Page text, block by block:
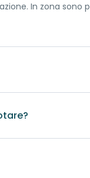
In zona
si può
della data